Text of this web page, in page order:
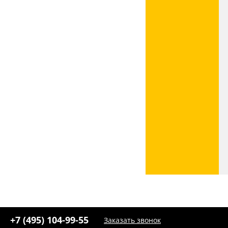
+7 (495) 104-99-55 Заказать звонок